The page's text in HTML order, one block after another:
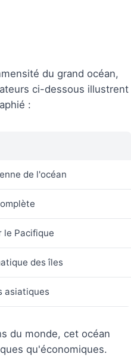
du grand océan,
ci-dessous illustrent
:
de l'océan
le Pacifique
des îles
asiatiques
du monde, cet océan
qu'économiques.